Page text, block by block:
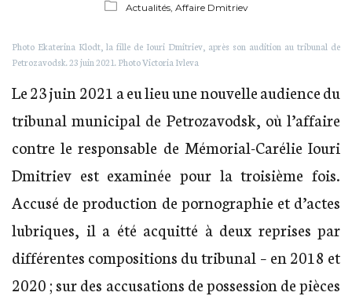
Actualités, Affaire Dmitriev
Photo Ekaterina Klodt, la fille de Iouri Dmitriev, après son audition au tribunal de
Petrozavodsk. 23 juin 2021. Photo Victoria Ivleva
Le 23 juin 2021 a eu lieu une nouvelle audience du
tribunal municipal de Petrozavodsk, où l’affaire
contre le responsable de Mémorial-Carélie Iouri
Dmitriev est examinée pour la troisième fois.
Accusé de production de pornographie et d’actes
lubriques, il a été acquitté à deux reprises par
différentes compositions du tribunal – en 2018 et
2020 ; sur des accusations de possession de pièces